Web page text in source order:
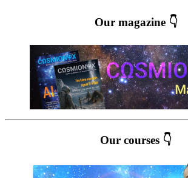
Our magazine 👇
Our courses 👇